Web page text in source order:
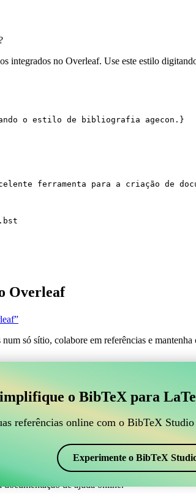
integrados no Overleaf. Use este estilo
o estilo de bibliografia agecon.}
ferramenta para a criação de
Overleaf
num só sítio, colabore em referências e mantenha
gerir suas referências BibTeX,
para gerir suas referências BibTeX, que se
referências, citações e bibliografia no
seu projeto Overleaf.
vários estilos, incluindo agecon. Então, se
documentação de ajuda online.
o BibTeX para
referências online com o BibTeX
Experimente o BibTeX